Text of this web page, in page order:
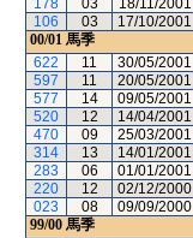
178
03 18/11/2001
106
03 17/10/2001
00/01 馬季
622
11 30/05/2001
597
11 20/05/2001
577
14 09/05/2001
520
12 14/04/2001
470
09 25/03/2001
314
13 14/01/2001
283
06 01/01/2001
220
12 02/12/2000
023
08 09/09/2000
99/00 馬季